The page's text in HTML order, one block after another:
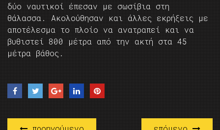
δύο ναυτικοί έπεσαν με σωσίβια στη
θάλασσα. Ακολούθησαν και άλλες εκρήξεις με
αποτέλεσμα το πλοίο να ανατραπεί και να
βυθιστεί 800 μέτρα από την ακτή στα 45
μέτρα βάθος.